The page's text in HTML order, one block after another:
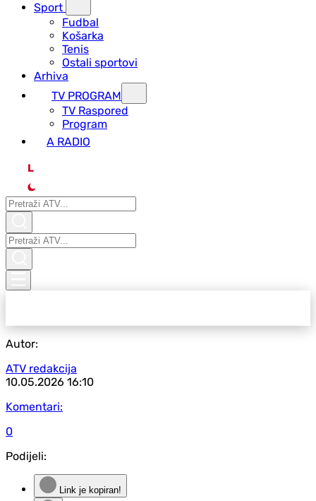
Sport
Fudbal
Košarka
Tenis
Ostali sportovi
Arhiva
TV PROGRAM
ТV Raspored
Program
A RADIO
L
Autor:
ATV redakcija
10.05.2026 16:10
Komentari:
0
Podijeli:
Link je kopiran!